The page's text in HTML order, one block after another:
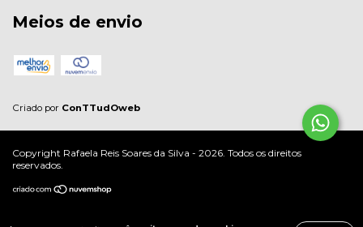
Meios de envio
Criado por ConTTudOweb
Copyright Rafaela Reis Soares da Silva - 2026. Todos os direitos
reservados.